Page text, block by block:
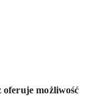
oferuje możliwość